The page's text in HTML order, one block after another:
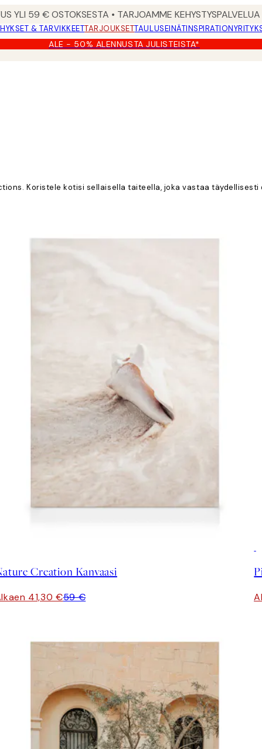
YLI 59 € OSTOKSESTA • TARJOAMME
& TARVIKKEETTARJOUKSETTAULUSEINÄTINSPIRATION
ALE - 50% ALENNUSTA JULISTEISTA*
Koristele kotisi sellaisella taiteella, joka vastaa
Creation Kanvaasi
41,30 €59 €